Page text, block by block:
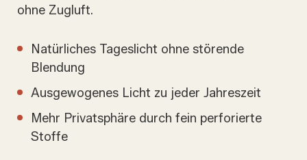
ohne Zugluft.
Natürliches Tageslicht ohne störende
Blendung
Ausgewogenes Licht zu jeder Jahreszeit
Mehr Privatsphäre durch fein perforierte
Stoffe